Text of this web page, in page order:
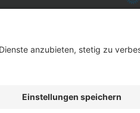
Werkzeug-Eylert GmbH & Co. KG • F.-O.-